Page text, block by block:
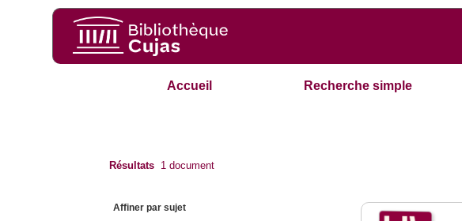
Accueil Recherche simple
Résultats 1 document
Affiner par sujet